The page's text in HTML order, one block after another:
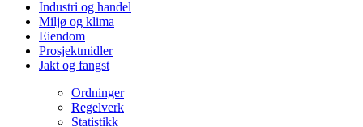
Industri og handel
Miljø og klima
Eiendom
Prosjektmidler
Jakt og fangst
Ordninger
Regelverk
Statistikk